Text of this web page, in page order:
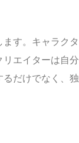
す。キャラクタ
エイターは自分
だけでなく、独